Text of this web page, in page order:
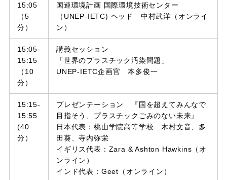
15:05
（5
分）
国連環境計画 国際環境技術センター
（UNEP-IETC) ヘッド 中村武洋（オンライ
ン）
15:05-
15:15
（10
分）
講義セッション
「世界のプラスチック汚染問題」
UNEP-IETC企画官 本多俊一
15:15-
15:55
(40
分）
プレゼンテーション 『国を超えてみんなで
目指そう、プラスチックごみのない未来』
日本代表：桃山学院高等学校 木村文音、多
田葵、寺内弥栄
イギリス代表：Zara & Ashton Hawkins（オ
ンライン）
インド代表：Geet（オンライン）